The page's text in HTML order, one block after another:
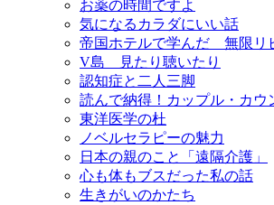
お薬の時間ですよ
気になるカラダにいい話
帝国ホテルで学んだ 無限リ
V島 見たり聴いたり
認知症と二人三脚
読んで納得！カップル・カウ
東洋医学の杜
ノベルセラピーの魅力
日本の親のこと「遠隔介護」
心も体もブスだった私の話
生きがいのかたち